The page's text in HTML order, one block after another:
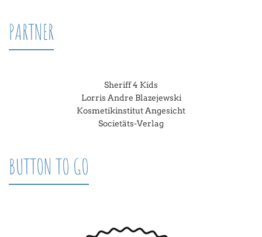
PARTNER
Sheriff 4 Kids
Lorris Andre Blazejewski
Kosmetikinstitut Angesicht
Societäts-Verlag
BUTTON TO GO